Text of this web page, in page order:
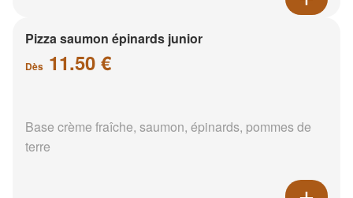
Pizza saumon épinards junior
Dès 11.50 €
Base crème fraîche, saumon, épinards, pommes de
terre